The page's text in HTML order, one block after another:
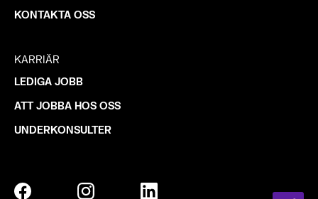
KONTAKTA OSS
KARRIÄR
LEDIGA JOBB
ATT JOBBA HOS OSS
UNDERKONSULTER